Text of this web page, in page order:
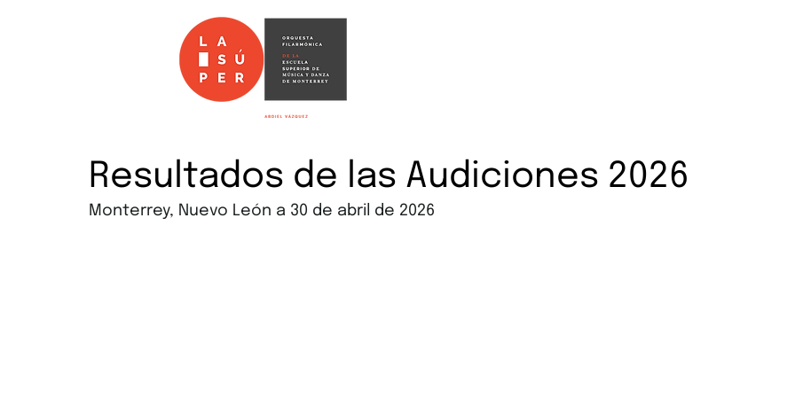
Resultados de las Audiciones 2026
Monterrey, Nuevo León a 30 de abril de 2026